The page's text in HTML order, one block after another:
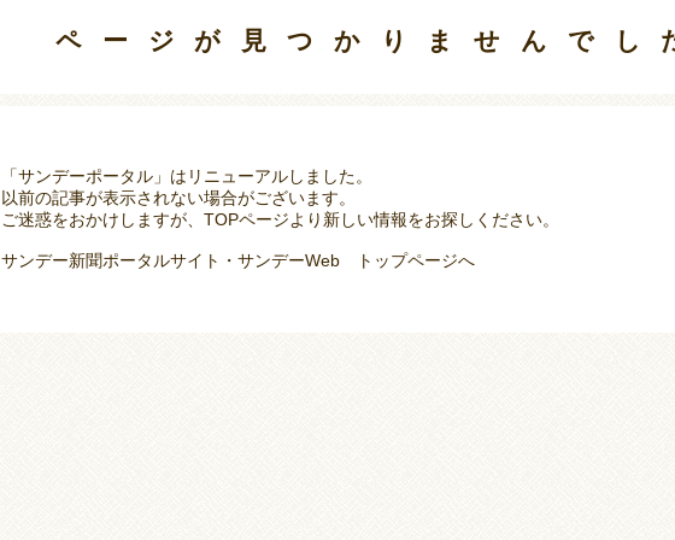
ページが見つかりませんでし
「サンデーポータル」はリニューアルしました。
以前の記事が表示されない場合がございます。
ご迷惑をおかけしますが、TOPページより新しい情報をお探しください。
サンデー新聞ポータルサイト・サンデーWeb トップページへ